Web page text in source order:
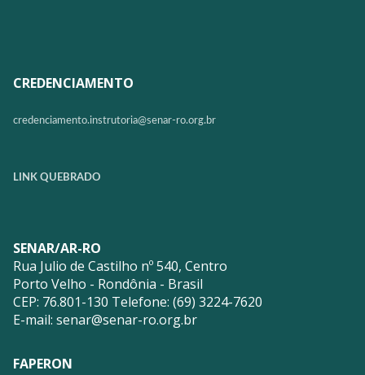
CREDENCIAMENTO
credenciamento.instrutoria@senar-ro.org.br
LINK QUEBRADO
SENAR/AR-RO
Rua Julio de Castilho nº 540, Centro
Porto Velho - Rondônia - Brasil
CEP: 76.801-130 Telefone: (69) 3224-7620
E-mail: senar@senar-ro.org.br
FAPERON